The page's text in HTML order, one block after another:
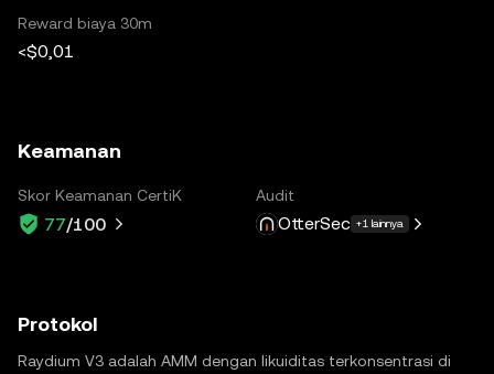
Reward biaya 30m
<$0,01
Keamanan
Skor Keamanan CertiK
77/100
Audit
OtterSec +1 lainnya
Protokol
Raydium V3 adalah AMM dengan likuiditas terkonsentrasi di